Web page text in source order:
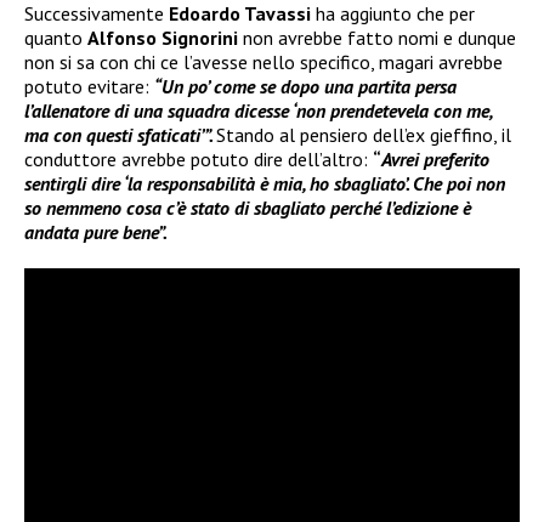
Successivamente Edoardo Tavassi ha aggiunto che per
quanto Alfonso Signorini non avrebbe fatto nomi e dunque
non si sa con chi ce l’avesse nello specifico, magari avrebbe
potuto evitare: “Un po’ come se dopo una partita persa
l’allenatore di una squadra dicesse ‘non prendetevela con me,
ma con questi sfaticati’”.Stando al pensiero dell’ex gieffino, il
conduttore avrebbe potuto dire dell’altro: “Avrei preferito
sentirgli dire ‘la responsabilità è mia, ho sbagliato’. Che poi non
so nemmeno cosa c’è stato di sbagliato perché l’edizione è
andata pure bene”.